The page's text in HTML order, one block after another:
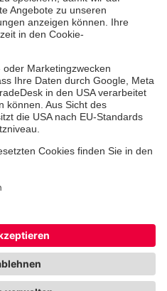
Jugend
Barrierefreiheit
Widerruf